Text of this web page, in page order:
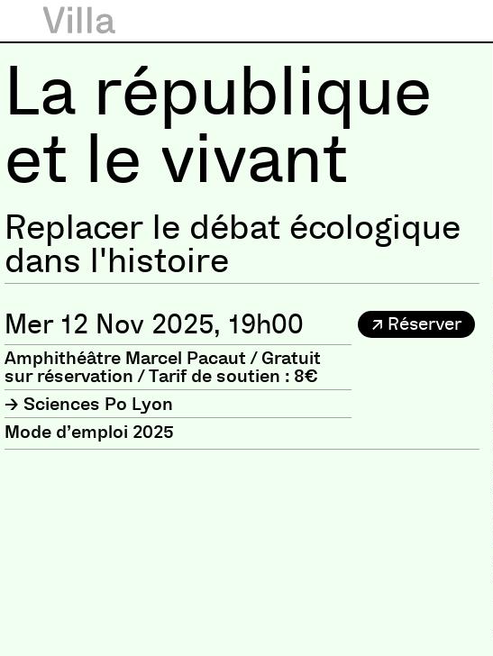
La république
et le vivant
Replacer le débat écologique
dans l'histoire
Mer 12 Nov 2025, 19h00 Réserver
Amphithéâtre Marcel Pacaut / Gratuit
sur réservation / Tarif de soutien : 8€
Sciences Po Lyon
Mode d’emploi 2025